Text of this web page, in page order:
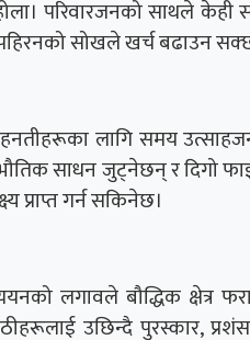
परिवारजनको साथले केही
पहिरनको सोखले खर्च बढाउन
लागि समय
साधन जुट्नेछन् र दिगो
प्राप्त गर्न सकिनेछ।
लगावले बौद्धिक क्षेत्र
उछिन्दै पुरस्कार,